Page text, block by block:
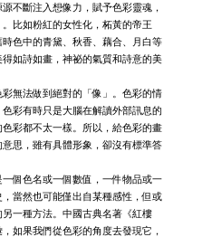
不斷注入想像力，賦予色彩靈魂，
比如粉紅的女性化，柘黃的帝王
色中的青黛、秋香、藕合、月白等
如詩如畫，神祕的氣質和詩意的美
無法做到絕對的「像」。色彩的情
彩有時只是大腦在解讀外部訊息的
彩都不太一樣。所以，給色彩的畫
思，雖有具體形象，卻沒有標準答
個色名或一個數值，一件物品或一
當然也可能僅出自某種感性，但或
一種方法。中國古典名著《紅樓
如果我們從色彩的角度去發現它，